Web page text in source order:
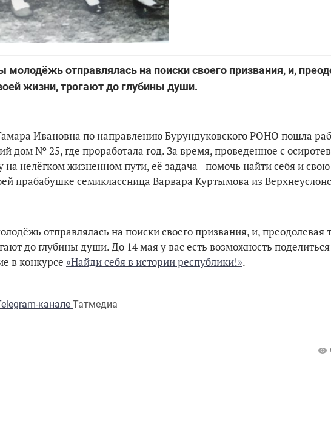
отправлялась на поиски своего призвания, и,
жизни, трогают до глубины души.
Ивановна по направлению Бурундуковского РОНО пошла
дом № 25, где проработала год. За время, проведенное с
нелёгком жизненном пути, её задача - помочь найти себя и
прабабушке семиклассница Варвара Куртымова из
отправлялась на поиски своего призвания, и, преодолевая
до глубины души. До 14 мая у вас есть возможность
в конкурсе «Найди себя в истории республики!».
канале Татмедиа